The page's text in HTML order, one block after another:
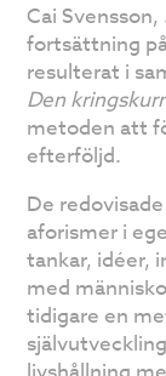
Cai Svensson,
fortsättning
resulterat i
Den
metoden att
efterföljd.
De
aforismer i
tankar, idéer,
med
tidigare en